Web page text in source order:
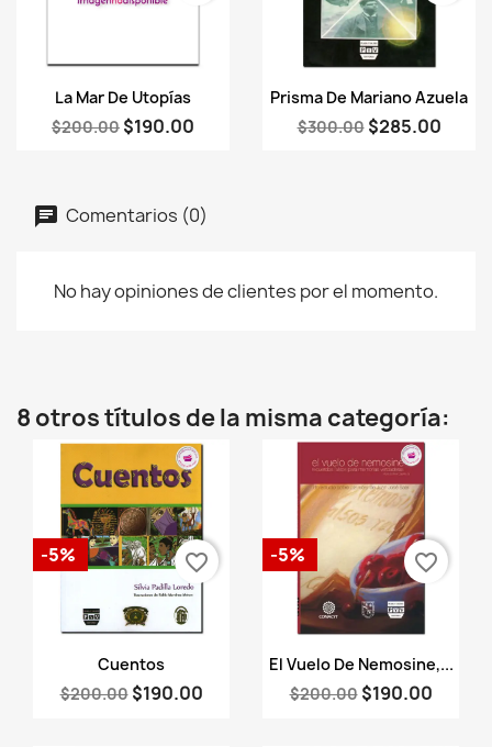
Vista rápida
La Mar De Utopías
$200.00 $190.00
Vista rápida
Prisma De Mariano Azuela
$300.00 $285.00
Comentarios (0)
No hay opiniones de clientes por el momento.
8 otros títulos de la misma categoría:
Vista rápida
Cuentos
$200.00 $190.00
-5% favorite_border
Vista rápida
El Vuelo De Nemosine,...
$200.00 $190.00
-5% favorite_border